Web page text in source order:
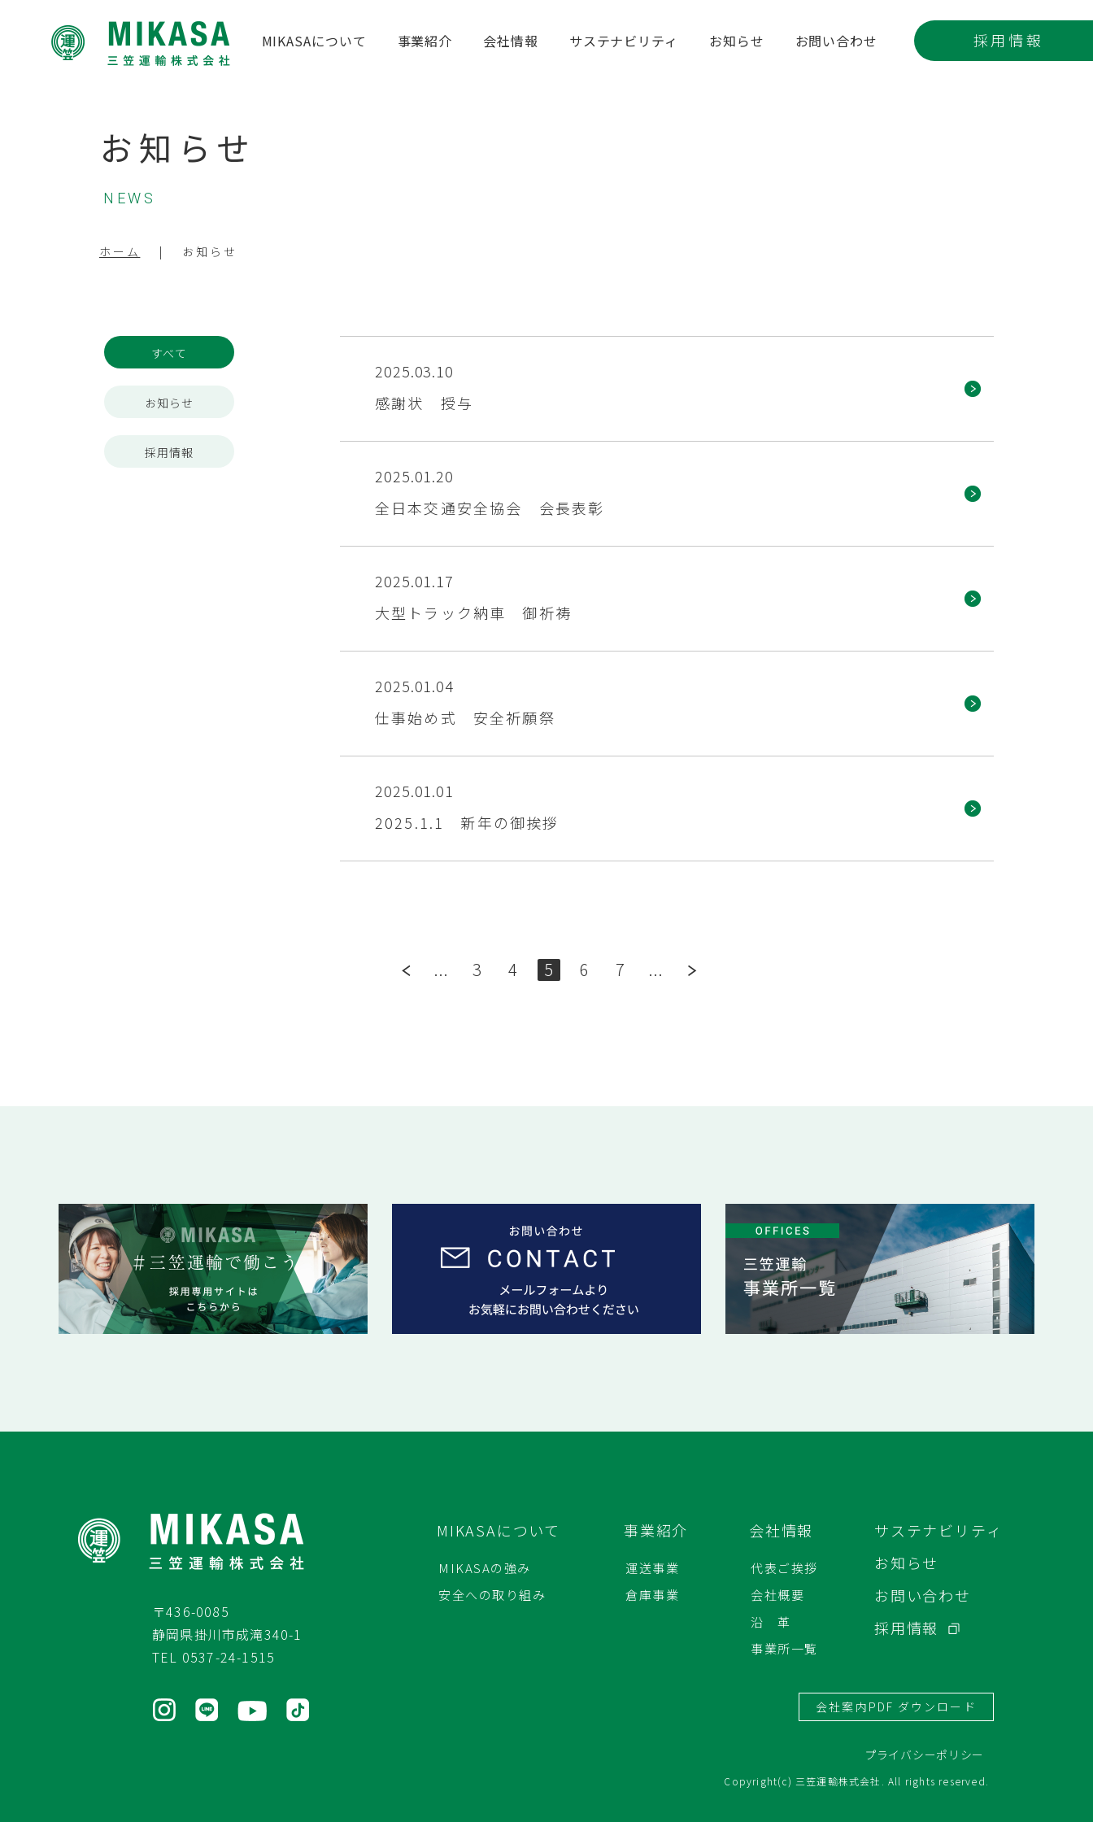
MIKASAについて 事業紹介 会社情報 サステナビリティ お知らせ お問い合わせ 採用情報
お知らせ
NEWS
ホーム お知らせ
すべて
お知らせ
採用情報
2025.03.10
感謝状 授与
2025.01.20
全日本交通安全協会 会長表彰
2025.01.17
大型トラック納車 御祈祷
2025.01.04
仕事始め式 安全祈願祭
2025.01.01
2025.1.1 新年の御挨拶
... 3 4 5 6 7 ...
〒436-0085
静岡県掛川市成滝340-1
TEL 0537-24-1515
MIKASAについて
MIKASAの強み
安全への取り組み
事業紹介
運送事業
倉庫事業
会社情報
代表ご挨拶
会社概要
沿 革
事業所一覧
サステナビリティ
お知らせ
お問い合わせ
採用情報
会社案内PDF ダウンロード
プライバシーポリシー
Copyright(c) 三笠運輸株式会社. All rights reserved.